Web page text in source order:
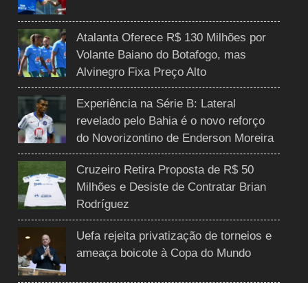
Atalanta Oferece R$ 130 Milhões por
Volante Baiano do Botafogo, mas
Alvinegro Fixa Preço Alto
Experiência na Série B: Lateral
revelado pelo Bahia é o novo reforço
do Novorizontino de Enderson Moreira
Cruzeiro Retira Proposta de R$ 50
Milhões e Desiste de Contratar Brian
Rodríguez
Uefa rejeita privatização de torneios e
ameaça boicote à Copa do Mundo